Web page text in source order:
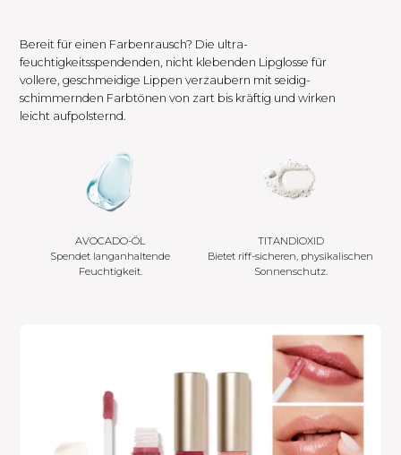
Bereit für einen Farbenrausch? Die ultra-
feuchtigkeitsspendenden, nicht klebenden Lipglosse für
vollere, geschmeidige Lippen verzaubern mit seidig-
schimmernden Farbtönen von zart bis kräftig und wirken
leicht aufpolsternd.
AVOCADO-ÖL
Spendet langanhaltende
Feuchtigkeit.
TITANDIOXID
Bietet riff-sicheren, physikalischen
Sonnenschutz.